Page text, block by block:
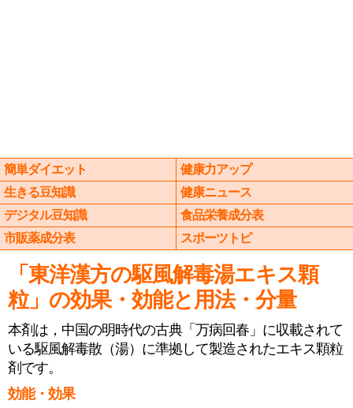
簡単ダイエット
健康力アップ
生きる豆知識
健康ニュース
デジタル豆知識
食品栄養成分表
市販薬成分表
スポーツトピ
「東洋漢方の駆風解毒湯エキス顆
粒」の効果・効能と用法・分量
本剤は，中国の明時代の古典「万病回春」に収載されて
いる駆風解毒散（湯）に準拠して製造されたエキス顆粒
剤です。
効能・効果